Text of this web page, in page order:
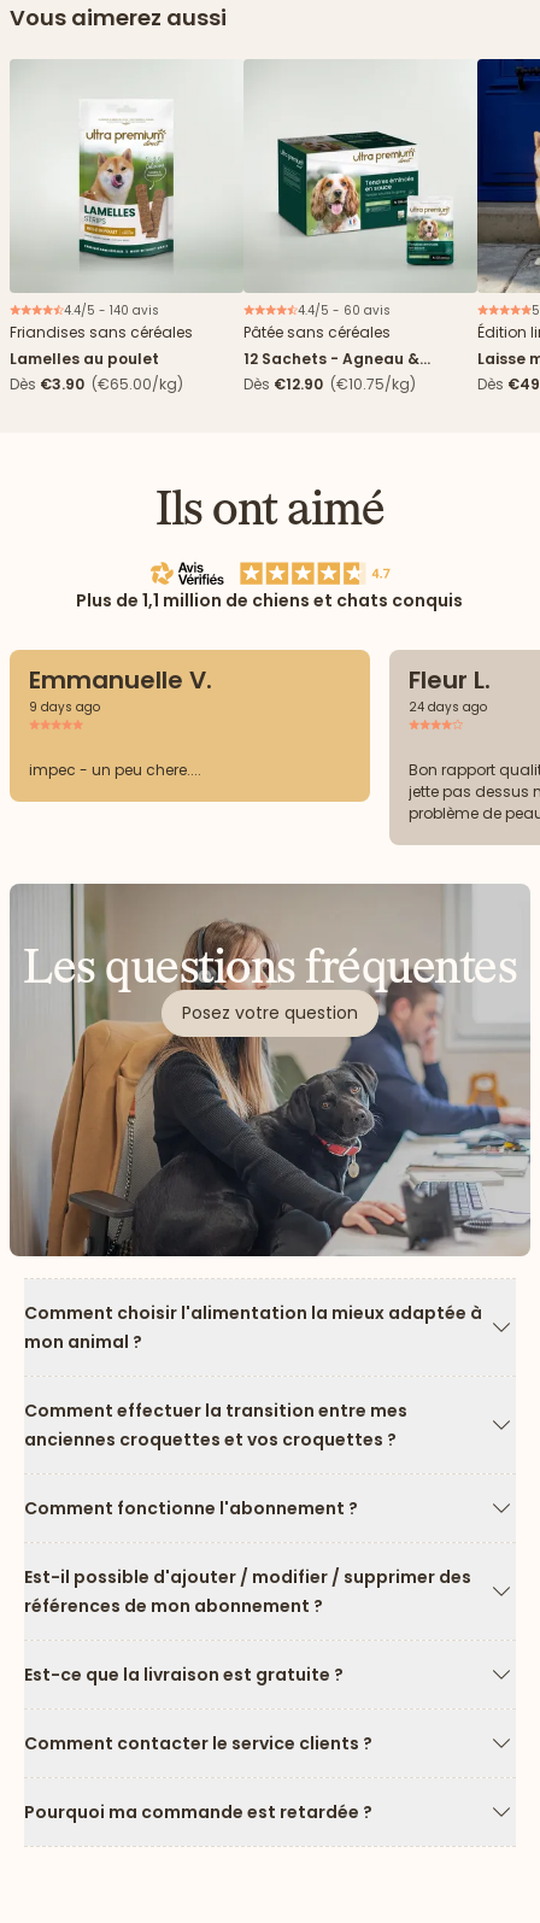
Vous aimerez aussi
4.4/5 - 140 avis
Friandises sans céréales
Lamelles au poulet
Dès €3.90 (€65.00/kg)
4.4/5 - 60 avis
Pâtée sans céréales
12 Sachets - Agneau &
haricots verts
Dès €12.90 (€10.75/kg)
Édition
Laisse
Dès
Ils ont aimé
Plus de 1,1 million de chiens et chats conquis
Emmanuelle V.
9 days ago
impec - un peu chere....
Fleur L.
24 days ago
Bon rapport
jette pas dessus
problème de
Les questions fréquentes
Posez votre question
Comment choisir l'alimentation la mieux adaptée à
mon animal ?
Comment effectuer la transition entre mes
anciennes croquettes et vos croquettes ?
Comment fonctionne l'abonnement ?
Est-il possible d'ajouter / modifier / supprimer des
références de mon abonnement ?
Est-ce que la livraison est gratuite ?
Comment contacter le service clients ?
Pourquoi ma commande est retardée ?